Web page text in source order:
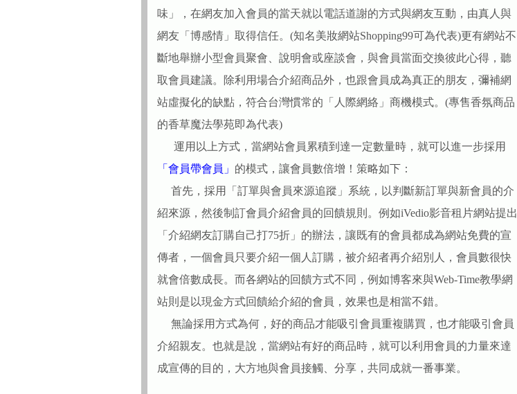
味」，在網友加入會員的當天就以電話道謝的方式與網友互動，由真人與
網友「博感情」取得信任。(知名美妝網站Shopping99可為代表)更有網站不
斷地舉辦小型會員聚會、說明會或座談會，與會員當面交換彼此心得，聽
取會員建議。除利用場合介紹商品外，也跟會員成為真正的朋友，彌補網
站虛擬化的缺點，符合台灣慣常的「人際網絡」商機模式。(專售香氛商品
的香草魔法學苑即為代表)
運用以上方式，當網站會員累積到達一定數量時，就可以進一步採用
「會員帶會員」 的模式，讓會員數倍增！策略如下：
首先，採用「訂單與會員來源追蹤」系統，以判斷新訂單與新會員的介
紹來源，然後制訂會員介紹會員的回饋規則。例如iVedio影音租片網站提出
「介紹網友訂購自己打75折」的辦法，讓既有的會員都成為網站免費的宣
傳者，一個會員只要介紹一個人訂購，被介紹者再介紹別人，會員數很快
就會倍數成長。而各網站的回饋方式不同，例如博客來與Web-Time教學網
站則是以現金方式回饋給介紹的會員，效果也是相當不錯。
無論採用方式為何，好的商品才能吸引會員重複購買，也才能吸引會員
介紹親友。也就是說，當網站有好的商品時，就可以利用會員的力量來達
成宣傳的目的，大方地與會員接觸、分享，共同成就一番事業。